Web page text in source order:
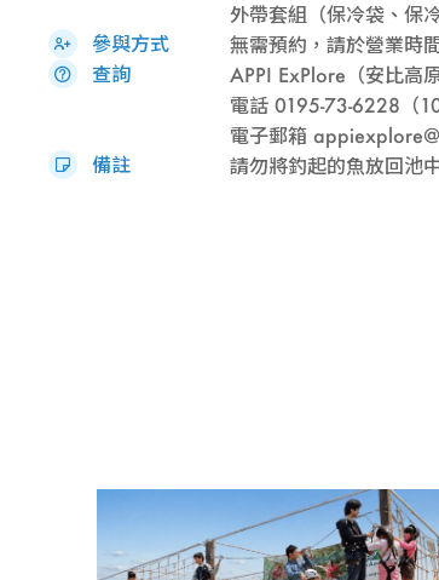
外帶套組（保冷袋、保
參與方式
無需預約，請於營業時
查詢
APPI ExPlore（安比高
電話 0195-73-6228（
電子郵箱
備註
請勿將釣起的魚放回池